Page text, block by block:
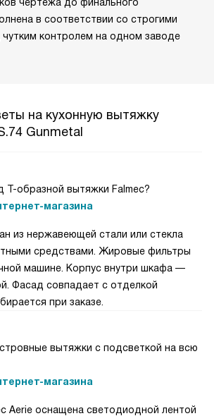
в соответствии со строгими
контролем на одном заводе
на кухонную вытяжку
Gunmetal
Т-образной вытяжки Falmec?
магазина
из нержавеющей стали или стекла
средствами. Жировые фильтры
машине. Корпус внутри шкафа —
Фасад совпадает с отделкой
при заказе.
вытяжки с подсветкой на всю
магазина
Aerie оснащена светодиодной лентой